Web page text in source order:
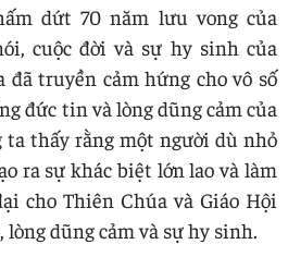
dứt 70 năm lưu vong của
cuộc đời và sự hy sinh của
đã truyền cảm hứng cho vô số
đức tin và lòng dũng cảm của
ta thấy rằng một người dù nhỏ
ra sự khác biệt lớn lao và làm
cho Thiên Chúa và Giáo Hội
dũng cảm và sự hy sinh.